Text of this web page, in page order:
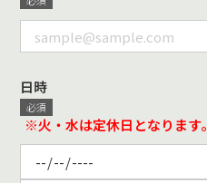
日時
※火・水は定休日となります。